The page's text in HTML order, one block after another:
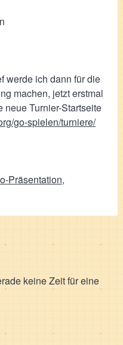
werde ich dann für die
machen, jetzt erstmal
neue Turnier-Startseite
go-spielen/turniere/
Präsentation,
keine Zeit für eine